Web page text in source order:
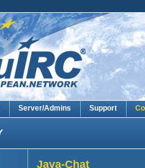
Server/Admins Support
Java-Chat